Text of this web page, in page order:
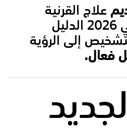
علاج القرنية
المخروطية في 2026 الدليل
إلى الرؤية
فعال.